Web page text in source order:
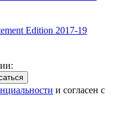
Edition 2017-19
и согласен с